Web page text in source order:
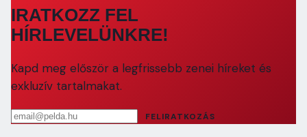
IRATKOZZ FEL
HÍRLEVELÜNKRE!
Kapd meg először a legfrissebb zenei híreket és
exkluzív tartalmakat.
Email cím
FELIRATKOZÁS